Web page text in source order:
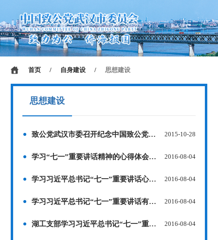
首页 / 自身建设 / 思想建设
思想建设
致公党武汉市委召开纪念中国致公党成立九十周年获奖征文表彰大会 2015-10-28
学习“七一”重要讲话精神的心得体会（王啟辉） 2016-08-04
学习习近平总书记“七一”重要讲话心得体会（但丁） 2016-08-04
学习习近平总书记“七一”重要讲话有感（张国岭） 2016-08-04
湖工支部学习习近平总书记“七一”重要讲话（李君） 2016-08-04